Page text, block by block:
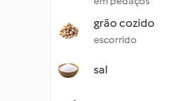
grão cozido
escorrido
sal